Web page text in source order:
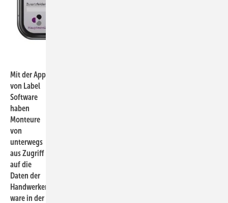
Mit der App
von Label
Software
haben
Monteure
von
unterwegs
aus Zugriff
auf die
Daten der
Handwer kersoft-
ware in der